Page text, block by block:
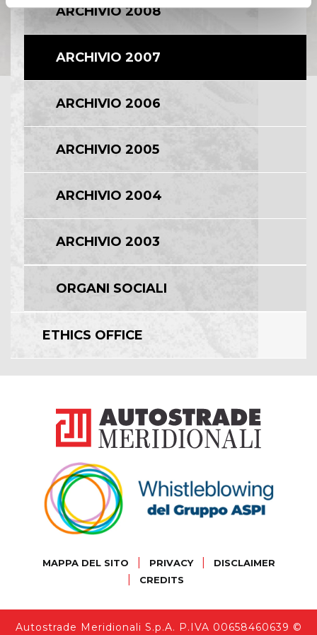
ARCHIVIO 2008
ARCHIVIO 2007
ARCHIVIO 2006
ARCHIVIO 2005
ARCHIVIO 2004
ARCHIVIO 2003
ORGANI SOCIALI
ETHICS OFFICE
MAPPA DEL SITO PRIVACY DISCLAIMER
CREDITS
Autostrade Meridionali S.p.A. P.IVA 00658460639 ©